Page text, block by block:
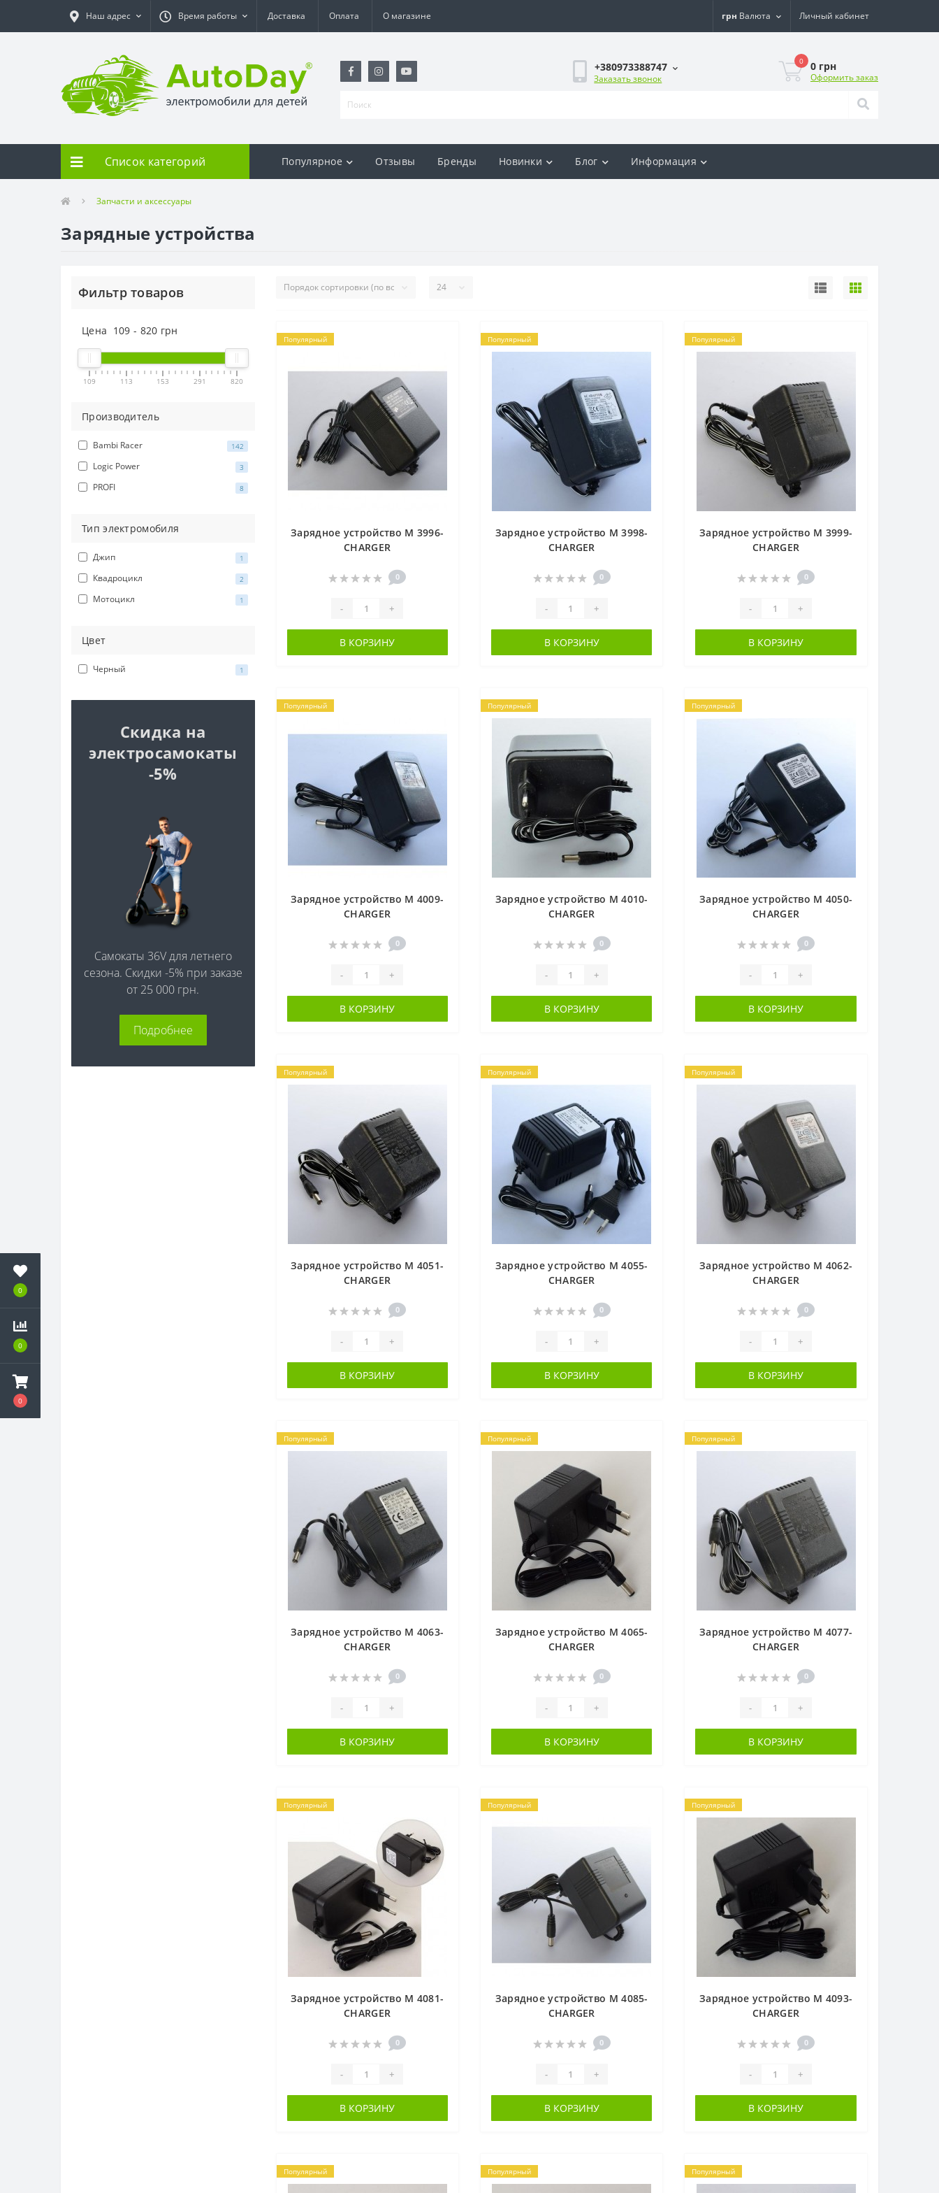
0
0
0
Наш адрес Время работы Доставка Оплата О магазине грн Валюта Личный кабинет
+380973388747
Заказать звонок
0 0 грн
Оформить заказ
Список категорий Популярное Отзывы Бренды Новинки Блог Информация
Запчасти и аксессуары
Зарядные устройства
Фильтр товаров
Цена 109 - 820 грн
109 113 153 291 820
Производитель
Bambi Racer 142
Logic Power 3
PROFI 8
Тип электромобиля
Джип 1
Квадроцикл 2
Мотоцикл 1
Цвет
Черный 1
Скидка на
электросамокаты
-5%
Самокаты 36V для летнего
сезона. Скидки -5% при заказе
от 25 000 грн.
Подробнее
Популярный
Зарядное устройство M 3996-
CHARGER
0
- +
В КОРЗИНУ
Популярный
Зарядное устройство M 3998-
CHARGER
0
- +
В КОРЗИНУ
Популярный
Зарядное устройство M 3999-
CHARGER
0
- +
В КОРЗИНУ
Популярный
Зарядное устройство M 4009-
CHARGER
0
- +
В КОРЗИНУ
Популярный
Зарядное устройство M 4010-
CHARGER
0
- +
В КОРЗИНУ
Популярный
Зарядное устройство M 4050-
CHARGER
0
- +
В КОРЗИНУ
Популярный
Зарядное устройство M 4051-
CHARGER
0
- +
В КОРЗИНУ
Популярный
Зарядное устройство M 4055-
CHARGER
0
- +
В КОРЗИНУ
Популярный
Зарядное устройство M 4062-
CHARGER
0
- +
В КОРЗИНУ
Популярный
Зарядное устройство M 4063-
CHARGER
0
- +
В КОРЗИНУ
Популярный
Зарядное устройство M 4065-
CHARGER
0
- +
В КОРЗИНУ
Популярный
Зарядное устройство M 4077-
CHARGER
0
- +
В КОРЗИНУ
Популярный
Зарядное устройство M 4081-
CHARGER
0
- +
В КОРЗИНУ
Популярный
Зарядное устройство M 4085-
CHARGER
0
- +
В КОРЗИНУ
Популярный
Зарядное устройство M 4093-
CHARGER
0
- +
В КОРЗИНУ
Популярный Популярный Популярный